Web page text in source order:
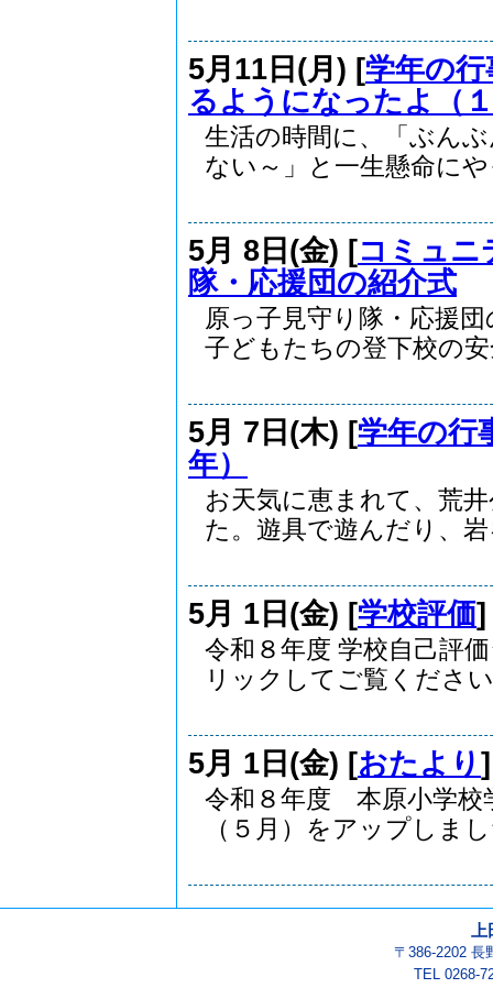
5月11日(月) [学年の行
るようになったよ（
生活の時間に、「ぶん
ない～」と一生懸命に
5月 8日(金) [コミュニ
隊・応援団の紹介式
原っ子見守り隊・応援
子どもたちの登下校の
5月 7日(木) [学年の行
年）
お天気に恵まれて、荒
た。遊具で遊んだり、
5月 1日(金) [学校評価
令和８年度 学校自己評
リックしてご覧くださ
5月 1日(金) [おたより
令和８年度 本原小学
（５月）をアップしま
〒386-2202 長
TEL 0268-